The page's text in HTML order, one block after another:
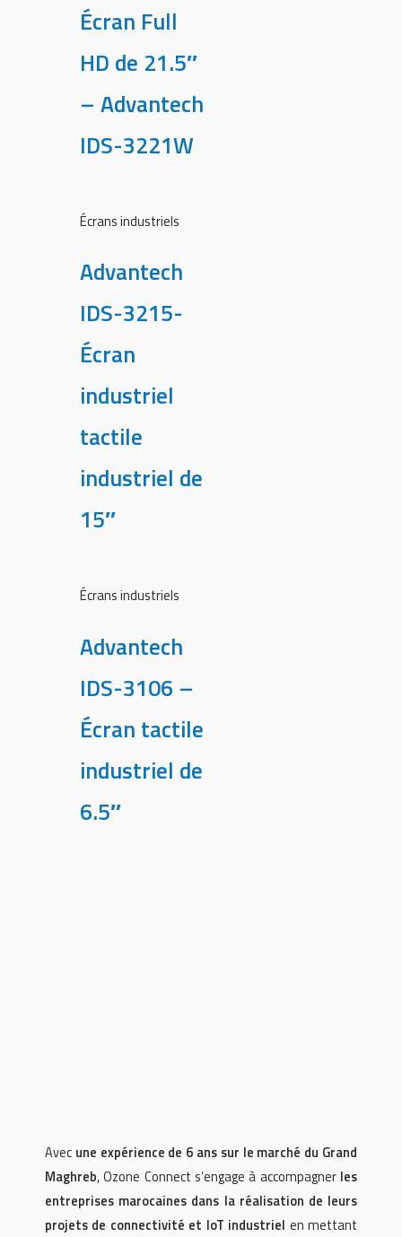
Écran Full
HD de 21.5″
– Advantech
IDS-3221W
Écrans industriels
Advantech
IDS-3215-
Écran
industriel
tactile
industriel de
15″
Écrans industriels
Advantech
IDS-3106 –
Écran tactile
industriel de
6.5″
Avec une expérience de 6 ans sur le marché du Grand
Maghreb, Ozone Connect s’engage à accompagner les
entreprises marocaines dans la réalisation de leurs
projets de connectivité et IoT industriel en mettant